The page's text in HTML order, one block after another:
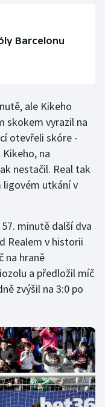
Barcelonu
ale Kikeho
skokem vyrazil na
otevřeli skóre -
na
nestačil. Real tak
ligovém utkání v
minutě další dva
Realem v historii
na hraně
a předložil míč
zvýšil na 3:0 po